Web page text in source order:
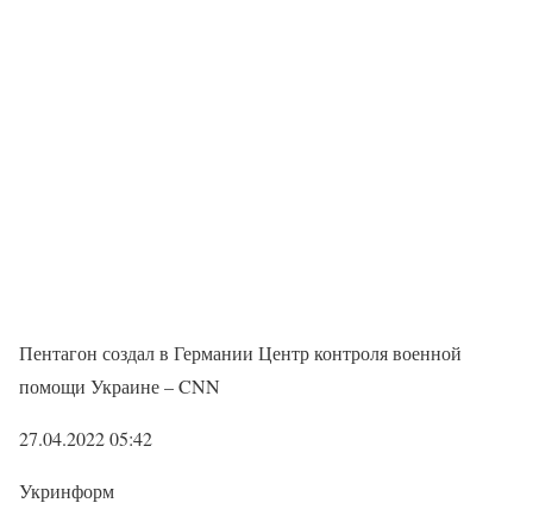
Пентагон создал в Германии Центр контроля военной
помощи Украине – CNN
27.04.2022 05:42
Укринформ